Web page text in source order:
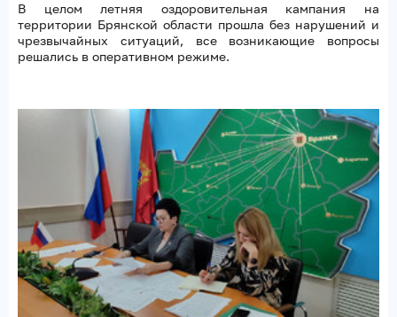
В целом летняя оздоровительная кампания на
территории Брянской области прошла без нарушений и
чрезвычайных ситуаций, все возникающие вопросы
решались в оперативном режиме.